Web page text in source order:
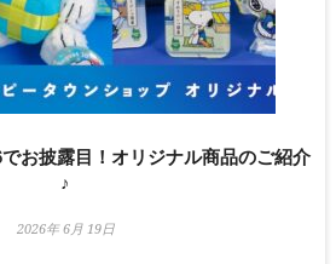
お披露目！オリジナル商品のご紹介
♪
2026年 6月 19日